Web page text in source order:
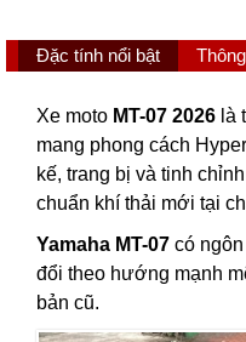
Đặc tính nổi bật
Xe moto MT-07 2026 là
mang phong cách
kế, trang bị và tinh
chuẩn khí thải mới tại
Yamaha MT-07 có
đổi theo hướng mạnh
bản cũ.